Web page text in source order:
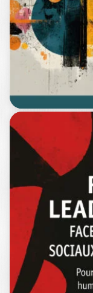
PHILIPPE
The
is now a
beyond…
DANS